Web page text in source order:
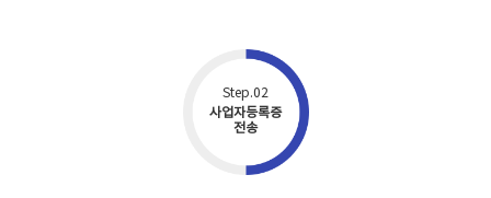
Step.02
사업자등록증
전송